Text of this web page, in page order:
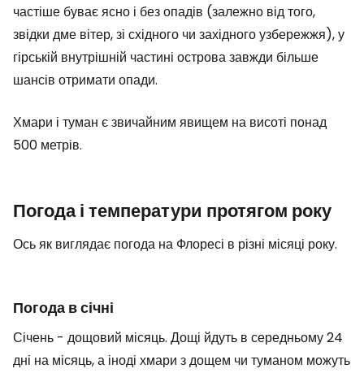
частіше буває ясно і без опадів (залежно від того,
звідки дме вітер, зі східного чи західного узбережжя), у
гірській внутрішній частині острова завжди більше
шансів отримати опади.
Хмари і туман є звичайним явищем на висоті понад
500 метрів.
Погода і температури протягом року
Ось як виглядає погода на Флоресі в різні місяці року.
Погода в січні
Січень - дощовий місяць. Дощі йдуть в середньому 24
дні на місяць, а іноді хмари з дощем чи туманом можуть